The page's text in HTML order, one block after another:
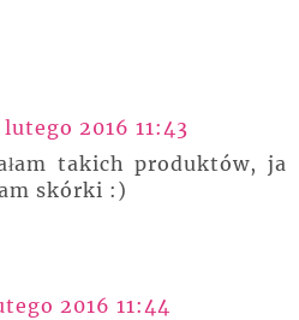
2016 11:43
takich produktów, ja
skórki :)
2016 11:44